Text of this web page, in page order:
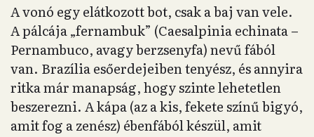
A vonó egy elátkozott bot, csak a baj van vele.
A pálcája „fernambuk” (Caesalpinia echinata –
Pernambuco, avagy berzsenyfa) nevű fából
van. Brazília esőerdejeiben tenyész, és annyira
ritka már manapság, hogy szinte lehetetlen
beszerezni. A kápa (az a kis, fekete színű bigyó,
amit fog a zenész) ébenfából készül, amit